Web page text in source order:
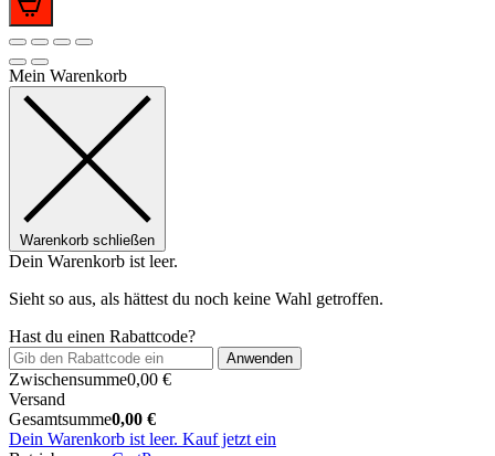
Mein Warenkorb
Warenkorb schließen
Dein Warenkorb ist leer.
Sieht so aus, als hättest du noch keine Wahl getroffen.
Hast du einen Rabattcode?
Anwenden
Zwischensumme0,00 €
Versand
Gesamtsumme0,00 €
Dein Warenkorb ist leer. Kauf jetzt ein